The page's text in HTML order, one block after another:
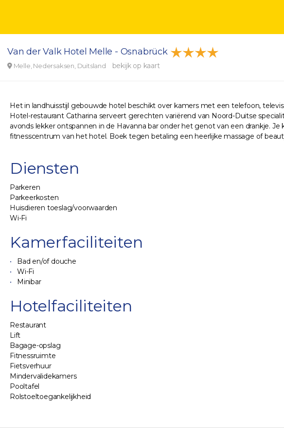
Van der Valk Hotel Melle - Osnabrück
Melle, Nedersaksen, Duitsland bekijk op kaart
Het in landhuisstijl gebouwde hotel beschikt over kamers met een telefoon,
Hotel-restaurant Catharina serveert gerechten variërend van Noord-Duitse
avonds lekker ontspannen in de Havanna bar onder het genot van een drankje.
fitnesscentrum van het hotel. Boek tegen betaling een heerlijke massage of
Diensten
Parkeren
Parkeerkosten
Huisdieren toeslag/voorwaarden
Wi-Fi
Kamerfaciliteiten
Bad en/of douche
Wi-Fi
Minibar
Hotelfaciliteiten
Restaurant
Lift
Bagage-opslag
Fitnessruimte
Fietsverhuur
Mindervalidekamers
Pooltafel
Rolstoeltoegankelijkheid